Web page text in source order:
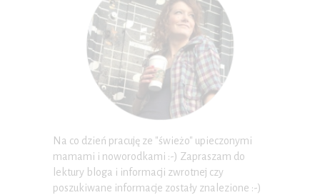
Na co dzień pracuję ze "świeżo" upieczonymi
mamami i noworodkami :-) Zapraszam do
lektury bloga i informacji zwrotnej czy
poszukiwane informacje zostały znalezione :-)